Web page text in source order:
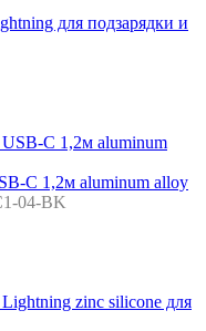
для подзарядки и
C 1,2м aluminum alloy
04-BK